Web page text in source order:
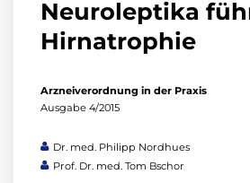
Neuroleptika
Hirnatrophie
Arzneiverordnung in der Praxis
Ausgabe 4/2015
Dr. med. Philipp Nordhues
Prof. Dr. med. Tom Bschor